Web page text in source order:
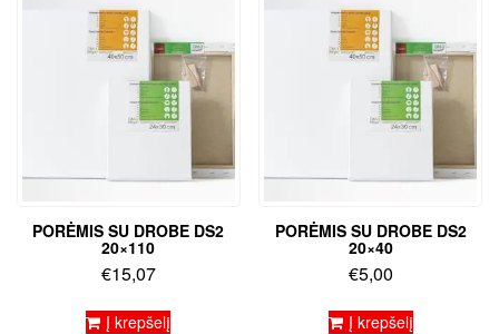
PORĖMIS SU DROBE DS2
20×110
€15,07
Į krepšelį
PORĖMIS SU DROBE DS2
20×40
€5,00
Į krepšelį